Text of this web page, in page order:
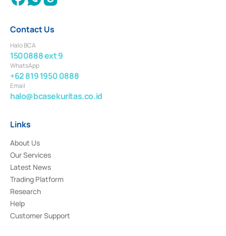
Contact Us
Halo BCA
1500888 ext 9
WhatsApp
+62 819 1950 0888
Email
halo@bcasekuritas.co.id
Links
About Us
Our Services
Latest News
Trading Platform
Research
Help
Customer Support